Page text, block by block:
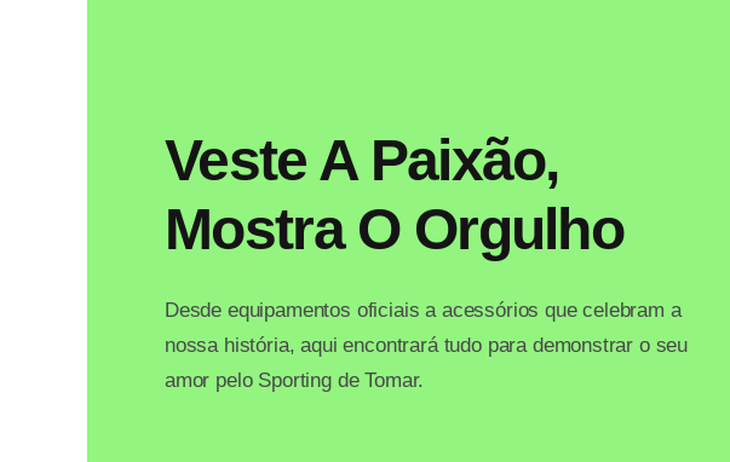
Veste A Paixão,
Mostra O Orgulho
Desde equipamentos oficiais a acessórios que celebram a
nossa história, aqui encontrará tudo para demonstrar o seu
amor pelo Sporting de Tomar.